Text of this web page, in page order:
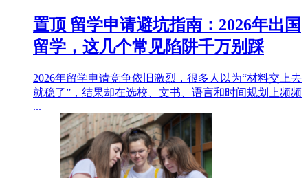
置顶 留学申请避坑指南：2026年出国
留学，这几个常见陷阱千万别踩
2026年留学申请竞争依旧激烈，很多人以为“材料交上去
就稳了”，结果却在选校、文书、语言和时间规划上频频
...